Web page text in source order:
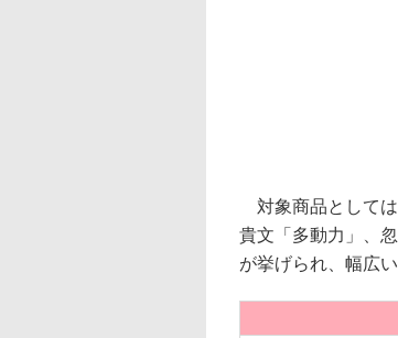
対象商品としては
貴文「多動力」、
が挙げられ、幅広